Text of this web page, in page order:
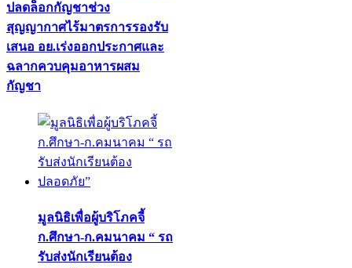
ปลดล็อกกัญชาช่วง
สุญญากาศไร้มาตรการรองรับ
เสนอ อย.เร่งออกประกาศและ
ฉลากควบคุมอาหารผสม
กัญชา
มูลนิธิเพื่อผู้บริโภคจี้
ก.ศึกษา-ก.คมนาคม “ รถ
รับส่งนักเรียนต้อง